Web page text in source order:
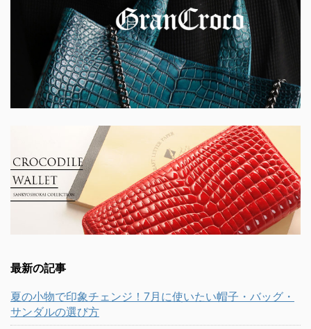
最新の記事
夏の小物で印象チェンジ！7月に使いたい帽子・バッグ・
サンダルの選び方